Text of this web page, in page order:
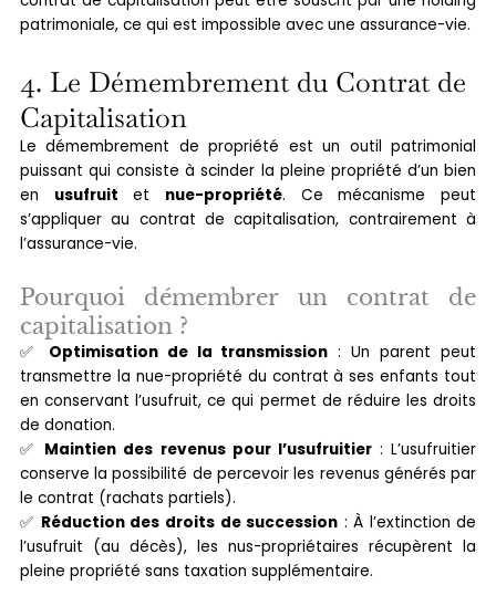
patrimoniale, ce qui est impossible avec une assurance-vie.
4. Le Démembrement du Contrat de
Capitalisation
Le démembrement de propriété est un outil patrimonial
puissant qui consiste à scinder la pleine propriété d’un bien
en usufruit et nue-propriété. Ce mécanisme peut
s’appliquer au contrat de capitalisation, contrairement à
l’assurance-vie.
Pourquoi démembrer un contrat de
capitalisation ?
✅ Optimisation de la transmission : Un parent peut
transmettre la nue-propriété du contrat à ses enfants tout
en conservant l’usufruit, ce qui permet de réduire les droits
de donation.
✅ Maintien des revenus pour l’usufruitier: L’usufruitier
conserve la possibilité de percevoir les revenus générés par
le contrat (rachats partiels).
✅ Réduction des droits de succession : À l’extinction de
l’usufruit (au décès), les nus-propriétaires récupèrent la
pleine propriété sans taxation supplémentaire.